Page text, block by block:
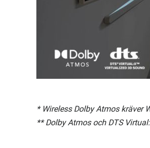
* Wireless Dolby Atmos kräver
** Dolby Atmos och DTS